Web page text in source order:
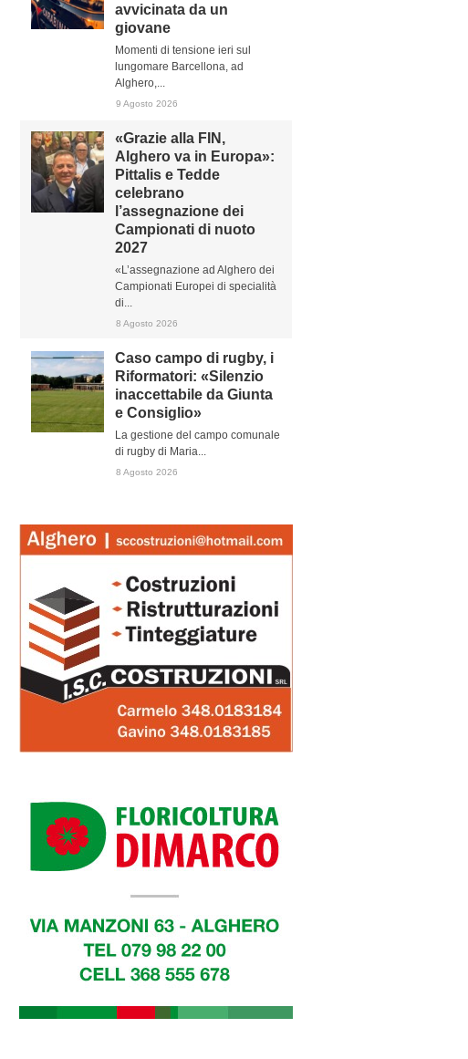
avvicinata da un
giovane
Momenti di tensione ieri sul
lungomare Barcellona, ad
Alghero,...
9 Agosto 2026
«Grazie alla FIN,
Alghero va in Europa»:
Pittalis e Tedde
celebrano
l’assegnazione dei
Campionati di nuoto
2027
«L’assegnazione ad Alghero dei
Campionati Europei di specialità
di...
8 Agosto 2026
Caso campo di rugby, i
Riformatori: «Silenzio
inaccettabile da Giunta
e Consiglio»
La gestione del campo comunale
di rugby di Maria...
8 Agosto 2026